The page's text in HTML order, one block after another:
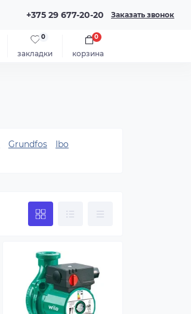
+375 29 677-20-20 Заказать звонок
закладки
0
корзина
0
Grundfos
Ibo